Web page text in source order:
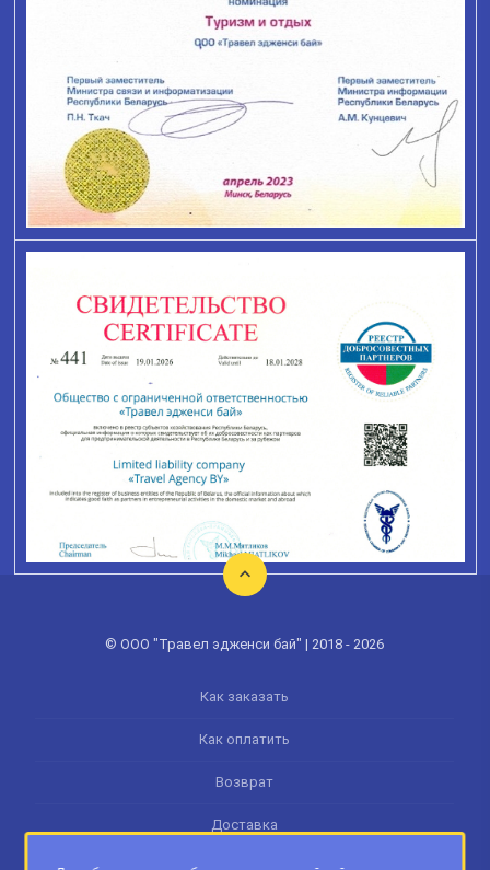
© ООО "Травел эдженси бай" | 2018 - 2026
Как заказать
Как оплатить
Возврат
Доставка